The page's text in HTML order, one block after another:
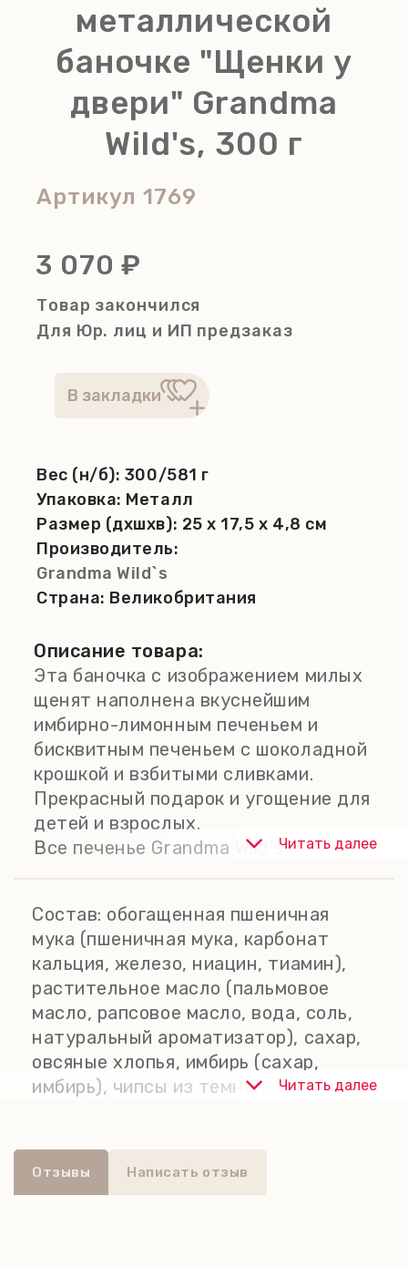
металлической
баночке "Щенки у
двери" Grandma
Wild's, 300 г
Артикул1769
3 070 ₽
Товар закончился
Для Юр. лиц и ИП предзаказ
Вес (н/б): 300/581 г
Упаковка: Металл
Размер (дхшхв): 25 x 17,5 x 4,8 см
Производитель:
Grandma Wild`s
Страна: Великобритания
Описание товара:
Эта баночка с изображением милых
щенят наполнена вкуснейшим
имбирно-лимонным печеньем и
бисквитным печеньем с шоколадной
крошкой и взбитыми сливками.
Прекрасный подарок и угощение для
детей и взрослых.
Все печенье Grandma Wild's
соответствии с высочайшими
стандартами современной
кулинарии и с использованием
методов, переданных через четыре
поколения семьи бабушки Вайлд.
Читать далее
Состав: обогащенная пшеничная
мука (пшеничная мука, карбонат
кальция, железо, ниацин, тиамин),
растительное масло (пальмовое
масло, рапсовое масло, вода, соль,
натуральный ароматизатор), сахар,
овсяные хлопья, имбирь (сахар,
имбирь), чипсы из темного шоколада
натуральный ароматизатор),
Читать далее
Отзывы Написать отзыв